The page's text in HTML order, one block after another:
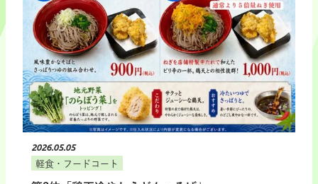
2026.05.05
軽食・フードコート